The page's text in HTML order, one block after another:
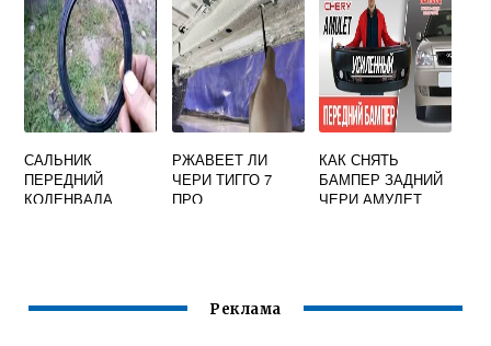
САЛЬНИК
ПЕРЕДНИЙ
КОЛЕНВАЛА
РЖАВЕЕТ ЛИ
ЧЕРИ ТИГГО 7
ПРО
КАК СНЯТЬ
БАМПЕР ЗАДНИЙ
ЧЕРИ АМУЛЕТ
Реклама